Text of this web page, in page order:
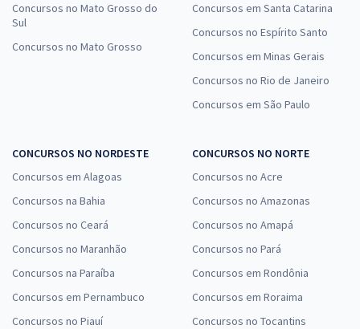
Concursos no Mato Grosso do
Sul
Concursos no Mato Grosso
Concursos em Santa Catarina
Concursos no Espírito Santo
Concursos em Minas Gerais
Concursos no Rio de Janeiro
Concursos em São Paulo
CONCURSOS NO NORDESTE
Concursos em Alagoas
Concursos na Bahia
Concursos no Ceará
Concursos no Maranhão
Concursos na Paraíba
Concursos em Pernambuco
Concursos no Piauí
CONCURSOS NO NORTE
Concursos no Acre
Concursos no Amazonas
Concursos no Amapá
Concursos no Pará
Concursos em Rondônia
Concursos em Roraima
Concursos no Tocantins